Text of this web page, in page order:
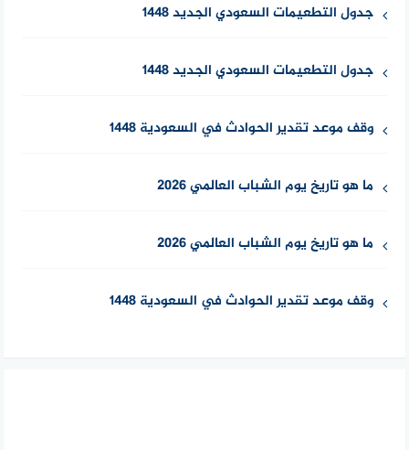
جدول التطعيمات السعودي الجديد 1448
جدول التطعيمات السعودي الجديد 1448
وقف موعد تقدير الحوادث في السعودية 1448
ما هو تاريخ يوم الشباب العالمي 2026
ما هو تاريخ يوم الشباب العالمي 2026
وقف موعد تقدير الحوادث في السعودية 1448